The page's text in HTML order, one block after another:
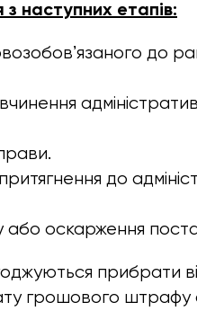
наступних етапів:
до
до
оскарження
прибрати
грошового